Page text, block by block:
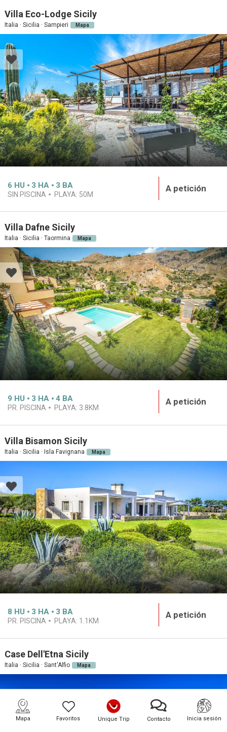
Mapa Favoritos Unique Trip Contacto Inicia sesión
Villa Eco-Lodge Sicily
Italia · Sicilia · Sampieri Mapa
6 HU 3 HA 3 BA
SIN PISCINA PLAYA: 50M
A petición
Villa Dafne Sicily
Italia · Sicilia · Taormina Mapa
9 HU 3 HA 4 BA
PR. PISCINA PLAYA: 3.8KM
A petición
Villa Bisamon Sicily
Italia · Sicilia · Isla Favignana Mapa
8 HU 3 HA 3 BA
PR. PISCINA PLAYA: 1.1KM
A petición
Case Dell'Etna Sicily
Italia · Sicilia · Sant'Alfio Mapa